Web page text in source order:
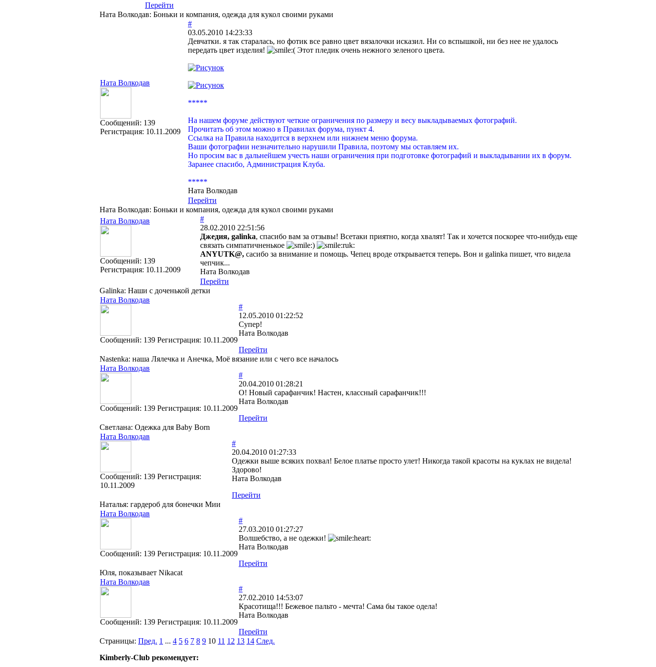
Перейти
Ната Волкодав: Боньки и компания, одежда для кукол своими руками
Ната Волкодав
Cообщений: 139
Регистрация: 10.11.2009
#
03.05.2010 14:23:33
Девчатки. я так старалась, но фотик все равно цвет вязалочки исказил. Ни со вспышкой, ни без нее не удалось
передать цвет изделия!
Этот пледик очень нежного зеленого цвета.
*****
На нашем форуме действуют четкие ограничения по размеру и весу выкладываемых фотографий.
Прочитать об этом можно в Правилах форума, пункт 4.
Ссылка на Правила находится в верхнем или нижнем меню форума.
Ваши фотографии незначительно нарушили Правила, поэтому мы оставляем их.
Но просим вас в дальнейшем учесть наши ограничения при подготовке фотографий и выкладывании их в форум.
Заранее спасибо, Администрация Клуба.
*****
Ната Волкодав
Перейти
Ната Волкодав: Боньки и компания, одежда для кукол своими руками
Ната Волкодав
Cообщений: 139
Регистрация: 10.11.2009
#
28.02.2010 22:51:56
Джедия, galinka, спасибо вам за отзывы! Всетаки приятно, когда хвалят! Так и хочется поскорее что-нибудь еще
связать симпатичненькое
ANYUTK@, сасибо за внимание и помощь. Чепец вроде открывается теперь. Вон и galinka пишет, что видела
чепчик...
Ната Волкодав
Перейти
Galinka: Наши с доченькой детки
Ната Волкодав
Cообщений: 139 Регистрация: 10.11.2009
#
12.05.2010 01:22:52
Супер!
Ната Волкодав
Перейти
Nastenka: наша Лялечка и Анечка, Моё вязание или с чего все началось
Ната Волкодав
Cообщений: 139 Регистрация: 10.11.2009
#
20.04.2010 01:28:21
О! Новый сарафанчик! Настен, классный сарафанчик!!!
Ната Волкодав
Перейти
Светлана: Одежка для Baby Born
Ната Волкодав
Cообщений: 139 Регистрация:
10.11.2009
#
20.04.2010 01:27:33
Одежки выше всяких похвал! Белое платье просто улет! Никогда такой красоты на куклах не видела!
Здорово!
Ната Волкодав
Перейти
Наталья: гардероб для бонечки Мии
Ната Волкодав
Cообщений: 139 Регистрация: 10.11.2009
#
27.03.2010 01:27:27
Волшебство, а не одежки!
Ната Волкодав
Перейти
Юля, показывает Nikacat
Ната Волкодав
Cообщений: 139 Регистрация: 10.11.2009
#
27.02.2010 14:53:07
Красотища!!! Бежевое пальто - мечта! Сама бы такое одела!
Ната Волкодав
Перейти
Страницы: Пред. 1 ... 4 5 6 7 8 9 10 11 12 13 14 След.
Kimberly-Club рекомендует: